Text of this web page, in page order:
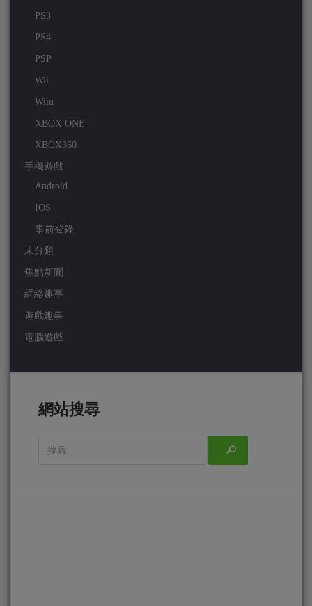
PS3
PS4
PSP
Wii
Wiiu
XBOX ONE
XBOX360
手機遊戲
Android
IOS
事前登錄
未分類
焦點新聞
網絡趣事
遊戲趣事
電腦遊戲
網站搜尋